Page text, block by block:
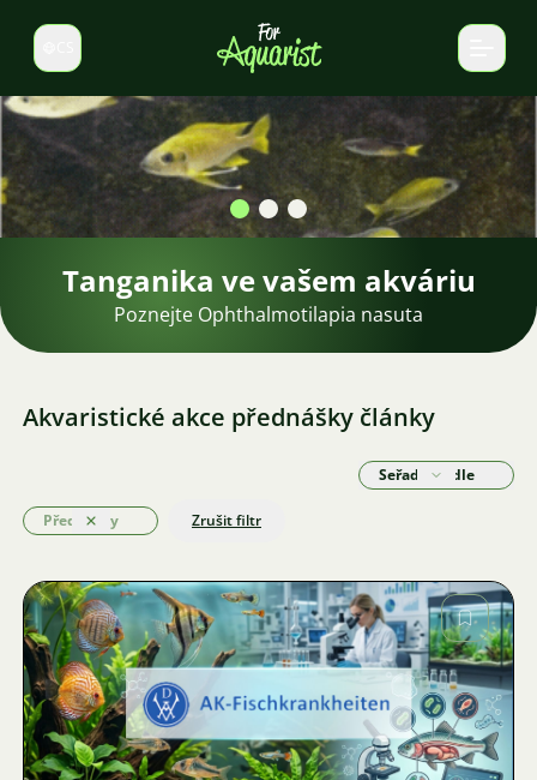
Select language
Akvaristické akce přednášky články
PřednáškyOdstranit Zrušit filtr
Seřadit podle
Obrázek